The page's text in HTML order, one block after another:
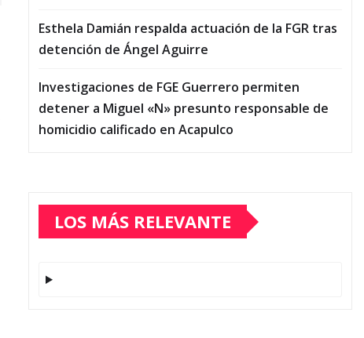
Esthela Damián respalda actuación de la FGR tras
detención de Ángel Aguirre
Investigaciones de FGE Guerrero permiten
detener a Miguel «N» presunto responsable de
homicidio calificado en Acapulco
LOS MÁS RELEVANTE